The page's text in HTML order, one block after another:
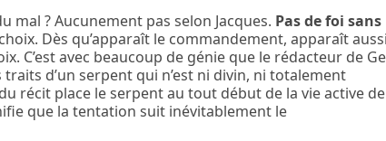
mal ? Aucunement pas selon Jacques. Pas de foi sans
Dès qu’apparaît le commandement, apparaît
C’est avec beaucoup de génie que le rédacteur de Ge
d’un serpent qui n’est ni divin, ni totalement
récit place le serpent au tout début de la vie active de
que la tentation suit inévitablement le